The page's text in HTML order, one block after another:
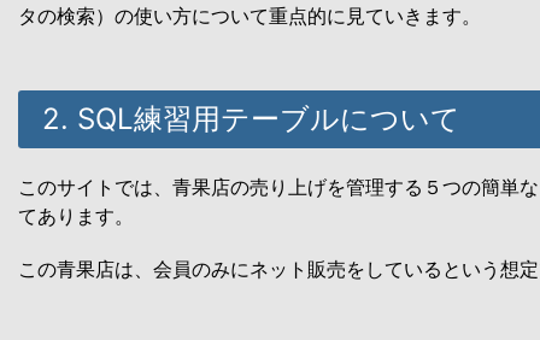
タの検索）の使い方について重点的に見ていきます。
2. SQL練習用テーブルについて
このサイトでは、青果店の売り上げを管理する５つの簡単
てあります。
この青果店は、会員のみにネット販売をしているという想